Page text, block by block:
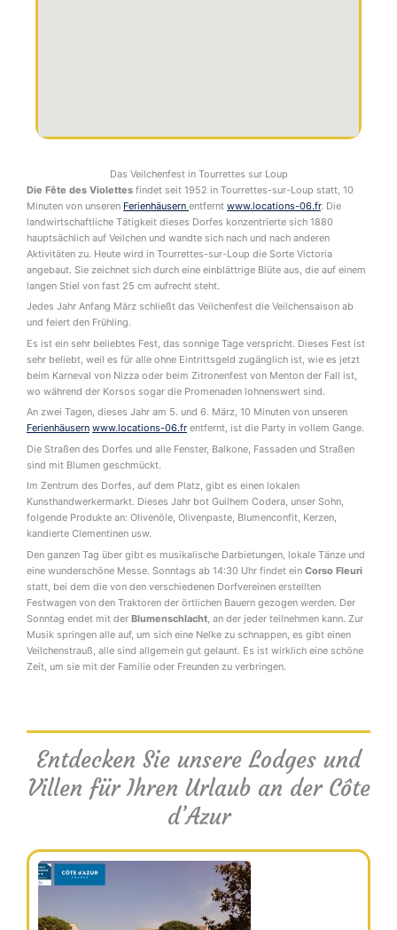
Das Veilchenfest in Tourrettes sur Loup
Die Fête des Violettes findet seit 1952 in Tourrettes-sur-Loup statt, 10
Minuten von unseren Ferienhäusern entfernt www.locations-06.fr. Die
landwirtschaftliche Tätigkeit dieses Dorfes konzentrierte sich 1880
hauptsächlich auf Veilchen und wandte sich nach und nach anderen
Aktivitäten zu. Heute wird in Tourrettes-sur-Loup die Sorte Victoria
angebaut. Sie zeichnet sich durch eine einblättrige Blüte aus, die auf einem
langen Stiel von fast 25 cm aufrecht steht.
Jedes Jahr Anfang März schließt das Veilchenfest die Veilchensaison ab
und feiert den Frühling.
Es ist ein sehr beliebtes Fest, das sonnige Tage verspricht. Dieses Fest ist
sehr beliebt, weil es für alle ohne Eintrittsgeld zugänglich ist, wie es jetzt
beim Karneval von Nizza oder beim Zitronenfest von Menton der Fall ist,
wo während der Korsos sogar die Promenaden lohnenswert sind.
An zwei Tagen, dieses Jahr am 5. und 6. März, 10 Minuten von unseren
Ferienhäusern www.locations-06.fr entfernt, ist die Party in vollem Gange.
Die Straßen des Dorfes und alle Fenster, Balkone, Fassaden und Straßen
sind mit Blumen geschmückt.
Im Zentrum des Dorfes, auf dem Platz, gibt es einen lokalen
Kunsthandwerkermarkt. Dieses Jahr bot Guilhem Codera, unser Sohn,
folgende Produkte an: Olivenöle, Olivenpaste, Blumenconfit, Kerzen,
kandierte Clementinen usw.
Den ganzen Tag über gibt es musikalische Darbietungen, lokale Tänze und
eine wunderschöne Messe. Sonntags ab 14:30 Uhr findet ein Corso Fleuri
statt, bei dem die von den verschiedenen Dorfvereinen erstellten
Festwagen von den Traktoren der örtlichen Bauern gezogen werden. Der
Sonntag endet mit der Blumenschlacht , an der jeder teilnehmen kann. Zur
Musik springen alle auf, um sich eine Nelke zu schnappen, es gibt einen
Veilchenstrauß, alle sind allgemein gut gelaunt. Es ist wirklich eine schöne
Zeit, um sie mit der Familie oder Freunden zu verbringen.
Entdecken Sie unsere Lodges und
Villen für Ihren Urlaub an der Côte
d’Azur